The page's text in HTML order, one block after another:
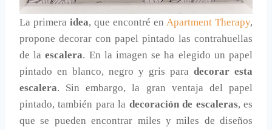
La primera idea, que encontré en Apartment Therapy,
propone decorar con papel pintado las contrahuellas
de laescalera. En la imagen se ha elegido un papel
pintado en blanco, negro y gris para decorar esta
escalera. Sin embargo, la gran ventaja del papel
pintado, también para la decoración de escaleras, es
que se pueden encontrar miles y miles de diseños